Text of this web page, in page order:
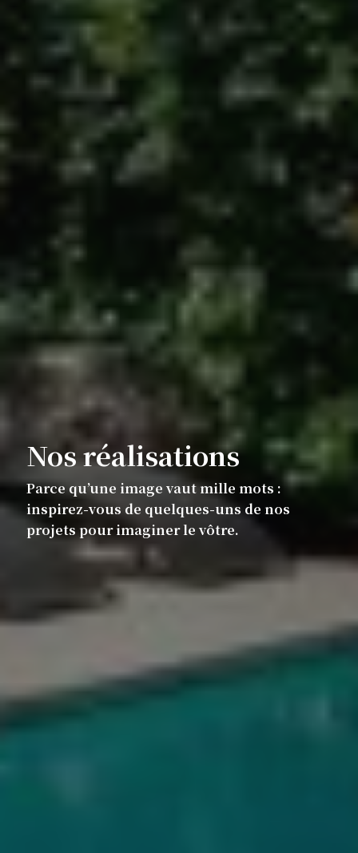
Nos réalisations
Parce qu’une image vaut mille mots :
inspirez-vous de quelques-uns de nos
projets pour imaginer le vôtre.